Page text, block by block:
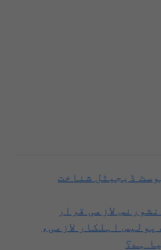
ڈیجیٹل شناخت
لازمی قرار
پولیس اہلکار لازمی،
ہے؟